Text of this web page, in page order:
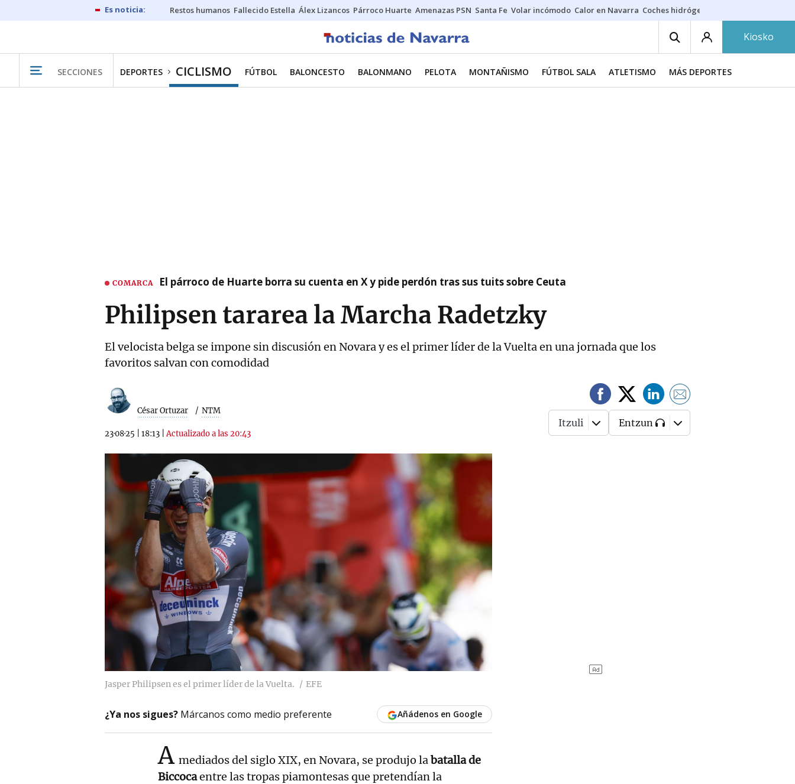
Restos humanos Fallecido Estella Álex Lizancos Párroco Huarte Amenazas PSN Santa Fe Volar incómodo Calor en Navarra Coches hidrógeno
Kiosko
SECCIONES DEPORTES CICLISMO FÚTBOL BALONCESTO BALONMANO PELOTA MONTAÑISMO FÚTBOL SALA ATLETISMO MÁS DEPORTES
COMARCA El párroco de Huarte borra su cuenta en X y pide perdón tras sus tuits sobre Ceuta
Philipsen tararea la Marcha Radetzky
El velocista belga se impone sin discusión en Novara y es el primer líder de la Vuelta en una jornada que los
favoritos salvan con comodidad
César Ortuzar NTM
23·08·25 18:13 |Actualizado a las 20:43
Itzuli Entzun
Jasper Philipsen es el primer líder de la Vuelta. EFE
¿Ya nos sigues? Márcanos como medio preferente Añádenos en Google
A mediados del siglo XIX, en Novara, se produjo labatalla de
Biccocaentre las tropas piamontesas que pretendían la